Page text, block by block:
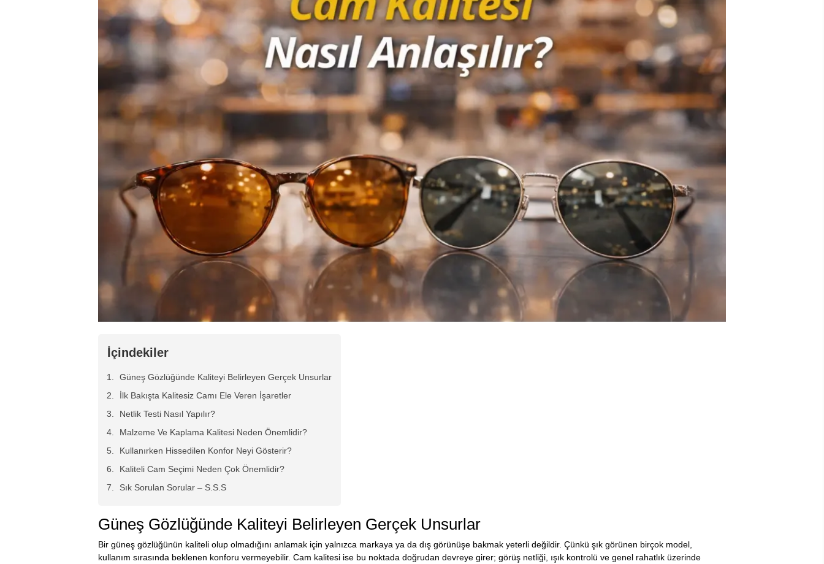
İçindekiler
Güneş Gözlüğünde Kaliteyi Belirleyen Gerçek Unsurlar
İlk Bakışta Kalitesiz Camı Ele Veren İşaretler
Netlik Testi Nasıl Yapılır?
Malzeme Ve Kaplama Kalitesi Neden Önemlidir?
Kullanırken Hissedilen Konfor Neyi Gösterir?
Kaliteli Cam Seçimi Neden Çok Önemlidir?
Sık Sorulan Sorular – S.S.S
Güneş Gözlüğünde Kaliteyi Belirleyen Gerçek Unsurlar
Bir güneş gözlüğünün kaliteli olup olmadığını anlamak için yalnızca markaya ya da dış görünüşe bakmak yeterli değildir. Çünkü şık görünen birçok model,
kullanım sırasında beklenen konforu vermeyebilir. Cam kalitesi ise bu noktada doğrudan devreye girer; görüş netliği, ışık kontrolü ve genel rahatlık üzerinde